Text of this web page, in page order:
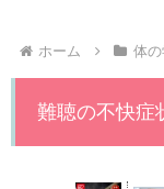
ホーム 体
難聴の不快症